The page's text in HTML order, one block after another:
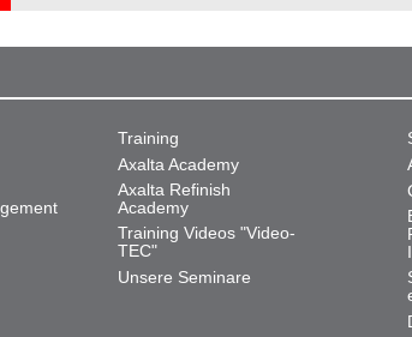
Training
Axalta Academy
Axalta Refinish
Academy
Training Videos "Video-
TEC"
Unsere Seminare